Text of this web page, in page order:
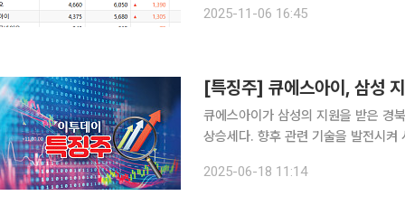
없다. 이날 한성크린텍은 전 거래
2025-11-06 16:45
큐에스아이가 삼성의 지원을 받은 경
상승세다. 향후 관련 기술을 발전시
날 경북대학교 전자공학부 김대현 교
2025-06-18 11:14